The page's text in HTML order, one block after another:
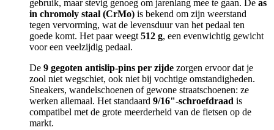
gebruik, maar stevig genoeg om jarenlang mee te gaan. De as
in chromoly staal (CrMo) is bekend om zijn weerstand
tegen vervorming, wat de levensduur van het pedaal ten
goede komt. Het paar weegt 512 g, een evenwichtig gewicht
voor een veelzijdig pedaal.
De 9 gegoten antislip-pins per zijde zorgen ervoor dat je
zool niet wegschiet, ook niet bij vochtige omstandigheden.
Sneakers, wandelschoenen of gewone straatschoenen: ze
werken allemaal. Het standaard 9/16"-schroefdraad is
compatibel met de grote meerderheid van de fietsen op de
markt.